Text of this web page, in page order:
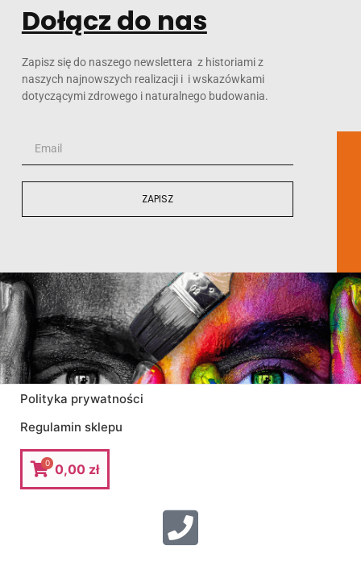
Dołącz do nas
Zapisz się do naszego newslettera z historiami z
naszych najnowszych realizacji i i wskazówkami
dotyczącymi zdrowego i naturalnego budowania.
ZAPISZ
Polityka prywatności
Regulamin sklepu
0,00 zł
0